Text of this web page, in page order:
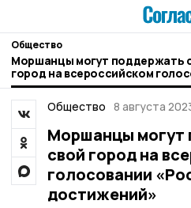
Общество
Моршанцы могут поддержать
город на всероссийском
«Россия — страна
Общество 8 августа
Моршанцы могут
свой город на
голосовании
достижений»